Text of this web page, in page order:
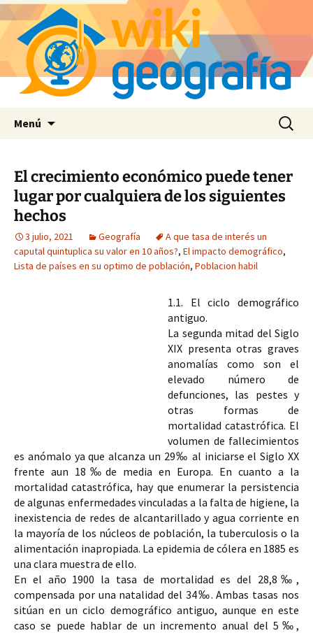
Menú Buscar:
El crecimiento económico puede tener
lugar por cualquiera de los siguientes
hechos
3 julio, 2021 Geografía
A que tasa de interés un
caputal quintuplica su valor en 10 años?, El impacto demográfico,
Lista de países en su optimo de población, Poblacion habil
1.1. El ciclo demográfico
antiguo.
La segunda mitad del Siglo
XIX presenta otras graves
anomalías como son el
elevado número de
defunciones, las pestes y
otras formas de
es anómalo ya que alcanza un 29‰ al iniciarse el Siglo XX
frente aun 18‰ de media en Europa.
mortalidad catastrófica, hay que enumerar la persistencia
de algunas enfermedades vinculadas a la falta de higiene, la
inexistencia de redes de alcantarillado y agua corriente en
la mayoría de los núcleos de población, la tuberculosis o la
alimentación inapropiada. La epidemia de cólera en 1885 es
una clara muestra de ello.
En el año 1900 la tasa de mortalidad es del 28,8‰ ,
compensada por una natalidad del 34‰. Ambas tasas nos
sitúan en un ciclo demográfico antiguo, aunque en este
caso se puede hablar de un incremento anual del 5‰,